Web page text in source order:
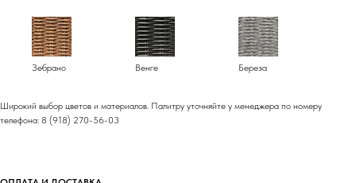
Зебрано Венге Береза
Широкий выбор цветов и материалов. Палитру уточняйте у менеджера по номеру
телефона: 8 (918) 270-56-03